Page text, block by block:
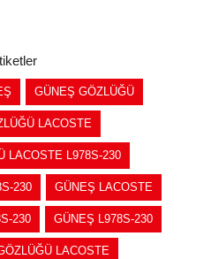
GÜNEŞ GÖZLÜĞÜ
LACOSTE
LACOSTE L978S-230
230 GÜNEŞ LACOSTE
230 GÜNEŞ L978S-230
LACOSTE